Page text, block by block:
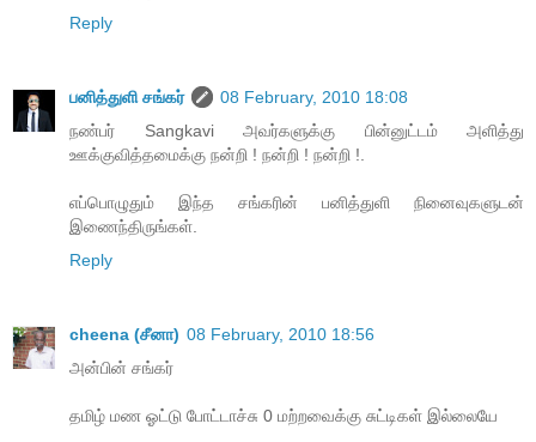
Reply
பனித்துளி சங்கர்
08 February, 2010 18:08
நண்பர் Sangkavi அவர்களுக்கு பின்னுட்டம் அளித்து
ஊக்குவித்தமைக்கு நன்றி ! நன்றி ! நன்றி !.
எப்பொழுதும் இந்த சங்கரின் பனித்துளி நினைவுகளுடன்
இணைந்திருங்கள்.
Reply
cheena (சீனா) 08 February, 2010 18:56
அன்பின் சங்கர்
தமிழ் மண ஓட்டு போட்டாச்சு 0 மற்றவைக்கு சுட்டிகள் இல்லையே